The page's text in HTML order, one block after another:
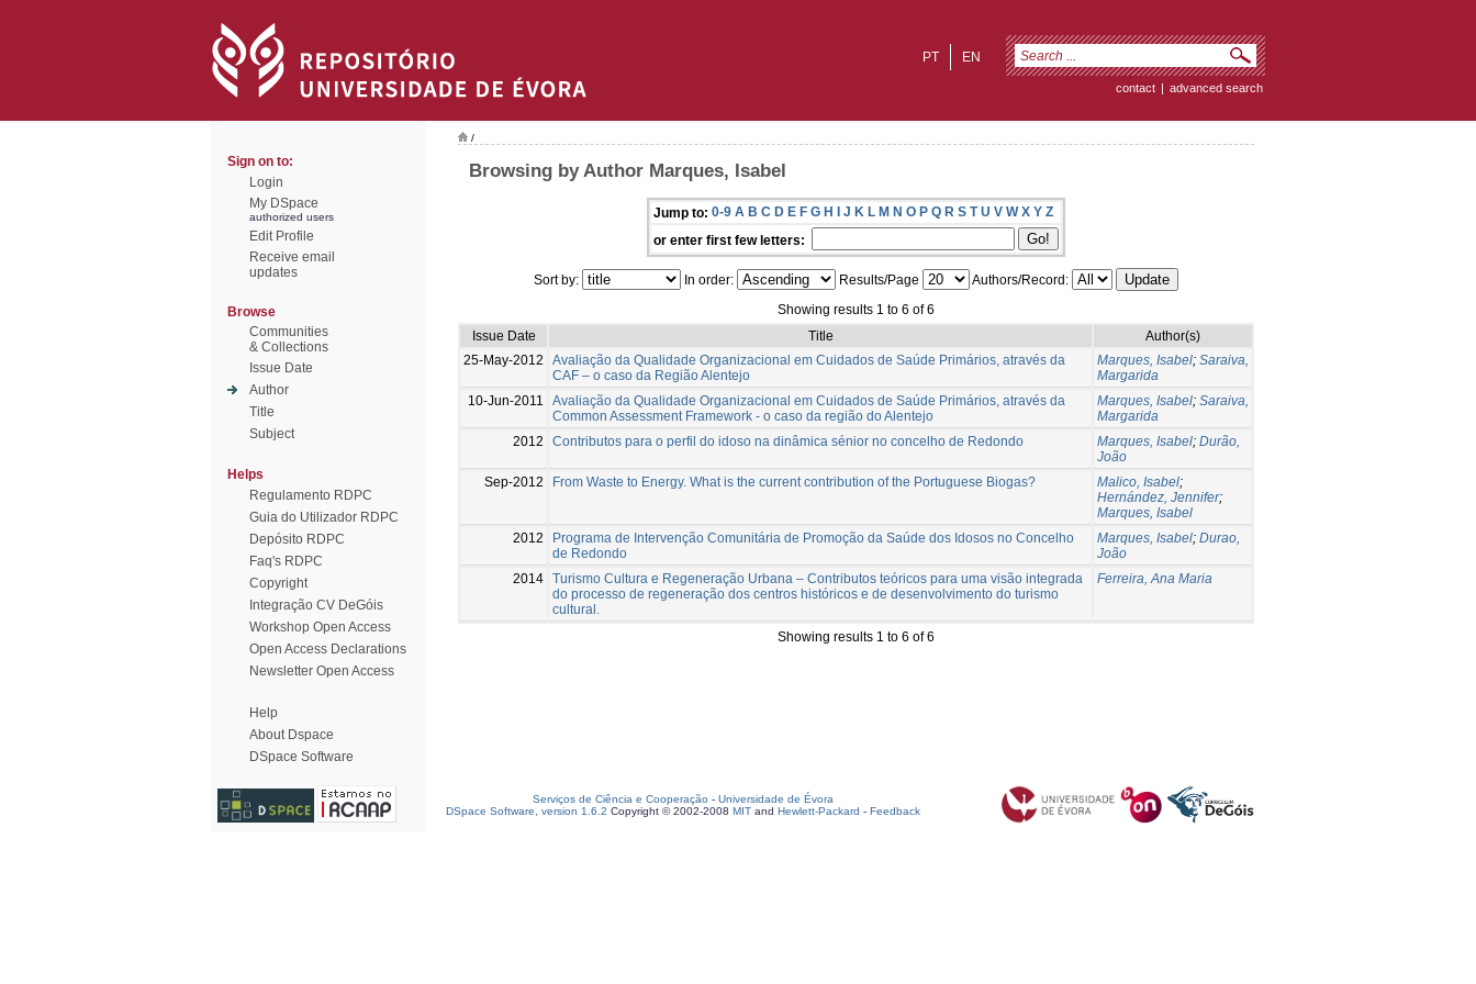
EN
PT
contact | advanced search
Sign on to:
Login
My DSpace
authorized users
Edit Profile
Receive email
updates
Browse
Communities
& Collections
Issue Date
Author
Title
Subject
Helps
Regulamento RDPC
Guia do Utilizador RDPC
Depósito RDPC
Faq's RDPC
Copyright
Integração CV DeGóis
Workshop Open Access
Open Access Declarations
Newsletter Open Access
Help
About Dspace
DSpace Software
/
Browsing by Author Marques, Isabel
Jump to: 0-9 A B C D E F G H I J K L M N O P Q R S T U V W X Y Z
or enter first few letters:
Sort by: In order: Results/Page
Authors/Record:
Showing results 1 to 6 of 6
Issue Date
Title
Author(s)
25-May-2012
Avaliação da Qualidade Organizacional em Cuidados de Saúde Primários, através da
CAF – o caso da Região Alentejo
Marques, Isabel; Saraiva,
Margarida
10-Jun-2011
Avaliação da Qualidade Organizacional em Cuidados de Saúde Primários, através da
Common Assessment Framework - o caso da região do Alentejo
Marques, Isabel; Saraiva,
Margarida
2012
Contributos para o perfil do idoso na dinâmica sénior no concelho de Redondo Marques, Isabel; Durão,
João
Sep-2012
From Waste to Energy. What is the current contribution of the Portuguese Biogas? Malico, Isabel;
Hernández, Jennifer;
Marques, Isabel
2012
Programa de Intervenção Comunitária de Promoção da Saúde dos Idosos no Concelho
de Redondo
Marques, Isabel; Durao,
João
2014 Turismo Cultura e Regeneração Urbana – Contributos teóricos para uma visão integrada
do processo de regeneração dos centros históricos e de desenvolvimento do turismo
cultural.
Ferreira, Ana Maria
Showing results 1 to 6 of 6
Serviços de Ciência e Cooperação - Universidade de Évora
DSpace Software, version 1.6.2 Copyright © 2002-2008 MIT and Hewlett-Packard - Feedback